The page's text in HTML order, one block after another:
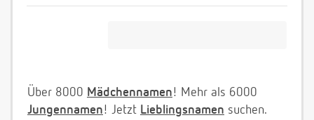
Über 8000 Mädchennamen! Mehr als 6000
Jungennamen! Jetzt Lieblingsnamen suchen.